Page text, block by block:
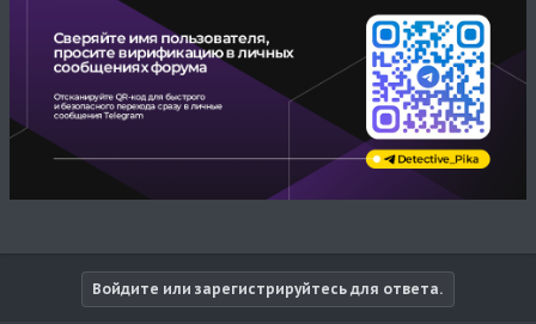
Войдите или зарегистрируйтесь для ответа.